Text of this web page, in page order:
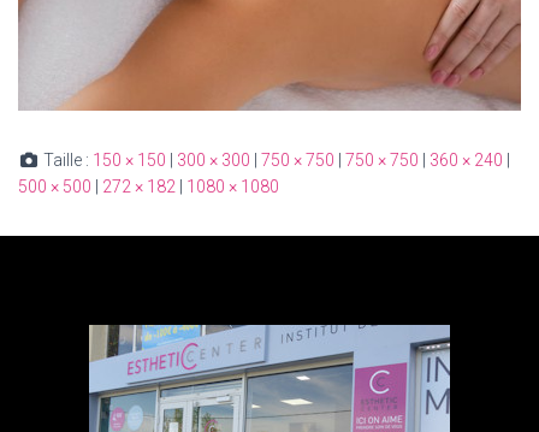
Taille : 150 × 150 300 × 300 750 × 750 750 × 750 360 × 240
500 × 500
272 × 182 1080 × 1080